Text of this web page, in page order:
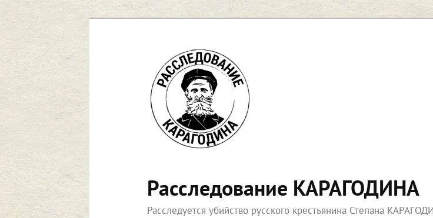
Перейти
к
основному
содержимому
Расследование КАРАГОДИНА
Расследуется убийство русского крестьянина Степана